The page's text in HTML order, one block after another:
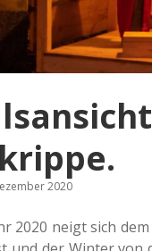
2020
2020 neigt sich